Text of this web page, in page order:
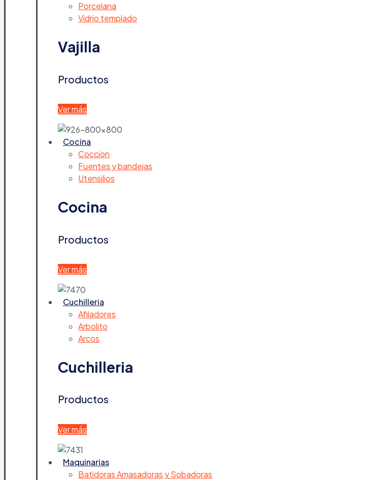
Porcelana
Vidrio templado
Vajilla
Productos
Ver más
Cocina
Coccion
Fuentes y bandejas
Utensilios
Cocina
Productos
Ver más
Cuchilleria
Afiladores
Arbolito
Arcos
Cuchilleria
Productos
Ver más
Maquinarias
Batidoras Amasadoras y Sobadoras